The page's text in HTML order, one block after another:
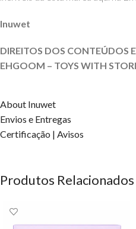
Inuwet
DIREITOS DOS CONTEÚDOS
EHGOOM – TOYS WITH
About Inuwet
Envios e Entregas
Certificação | Avisos
Produtos Relacionados